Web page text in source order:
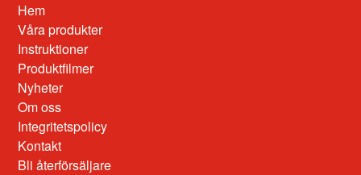
Hem
Våra produkter
Instruktioner
Produktfilmer
Nyheter
Om oss
Integritetspolicy
Kontakt
Bli återförsäljare